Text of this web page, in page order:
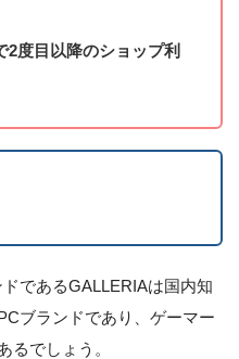
2度目以降のショップ利
であるGALLERIAは国内知
ブランドであり、ゲーマー
るでしょう。